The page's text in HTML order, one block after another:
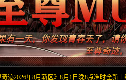
迹2026年8月新区》8月1日晚8点准时全新